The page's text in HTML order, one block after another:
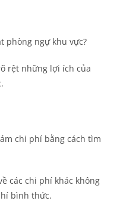
phòng ngự khu vực?
rệt những lợi ích của
chi phí bằng cách tìm
các chi phí khác không
bình thức.